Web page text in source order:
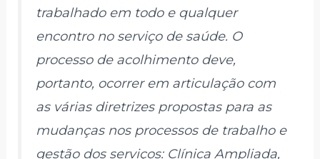
trabalhado em todo e qualquer
encontro no serviço de saúde. O
processo de acolhimento deve,
portanto, ocorrer em articulação com
as várias diretrizes propostas para as
mudanças nos processos de trabalho e
gestão dos serviços: Clínica Ampliada,